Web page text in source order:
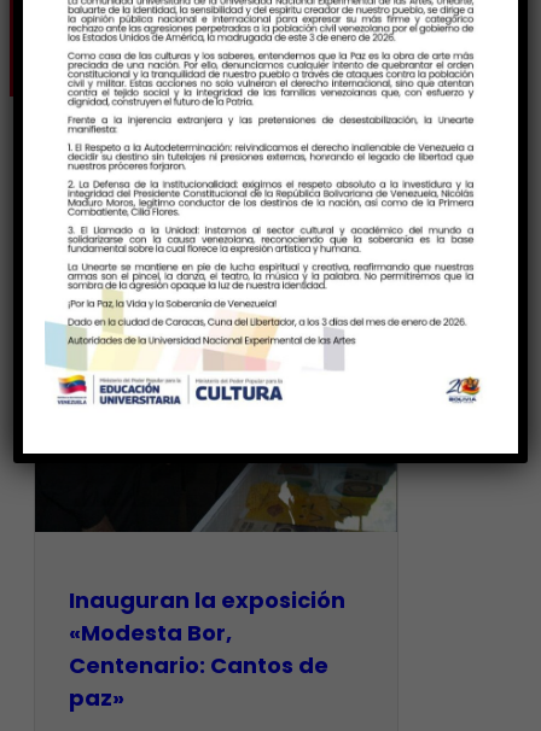
PionerosMusicales
Inauguran la exposición
«Modesta Bor,
Centenario: Cantos de
paz»